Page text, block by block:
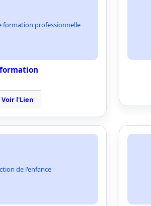
formation professionnelle
Voir l'Lien
de l'enfance